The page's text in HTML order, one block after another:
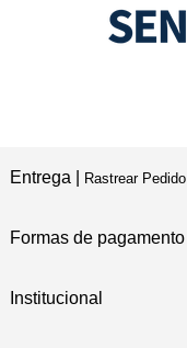
Entrega | Rastrear Pedido
Formas de pagamento
Institucional